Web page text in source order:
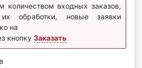
количеством входных заказов,
обработки, новые заявки
на
кнопку Заказать